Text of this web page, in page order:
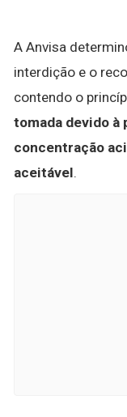
A Anvisa
interdição e o
contendo o
tomada devido à
concentração
aceitável.